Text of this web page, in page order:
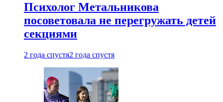
Психолог Метальникова
посоветовала не перегружать детей
секциями
2 года спустя2 года спустя